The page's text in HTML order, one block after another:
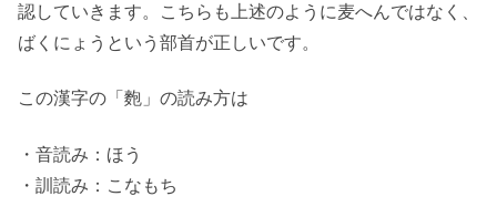
認していきます。こちらも上述のように麦へんではなく、
ばくにょうという部首が正しいです。
この漢字の「麭」の読み方は
・音読み：ほう
・訓読み：こなもち